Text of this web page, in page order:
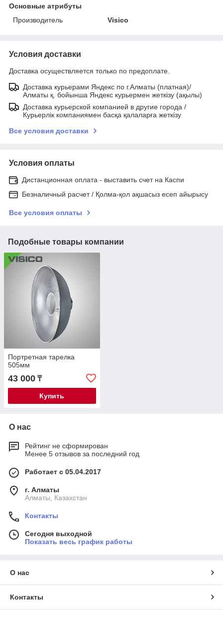
Основные атрибуты
Производитель
Visico
Условия доставки
Доставка осуществляется только по предоплате.
Доставка курьерами Яндекс по г.Алматы (платная)/
Алматы қ. бойынша Яндекс курьермен жеткізу (ақылы)
Доставка курьерской компанией в другие города /
Курьерлік компаниямен басқа қалаларға жеткізу
Все условия доставки
Условия оплаты
Дистанционная оплата - выставить счет на Каспи
Безналичный расчет / Қолма-қол ақшасыз есеп айырысу
Все условия оплаты
Подобные товары компании
Портретная тарелка
505мм
43 000 ₸
Купить
О нас
Рейтинг не сформирован
Менее 5 отзывов за последний год
Работает с 05.04.2017
г. Алматы
Алматы, Казахстан
Контакты
Сегодня выходной
Показать весь график работы
О нас
Контакты